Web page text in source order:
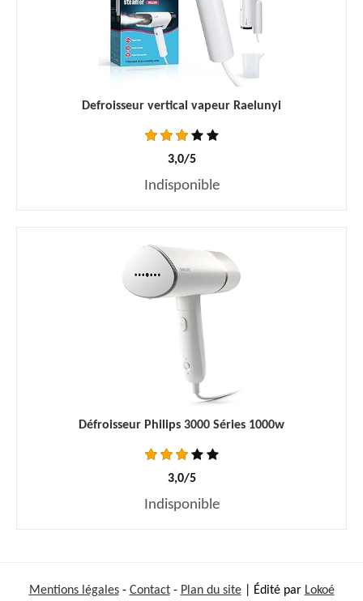
Defroisseur vertical vapeur Raelunyi
3,0/5
Indisponible
Défroisseur Philips 3000 Séries 1000w
3,0/5
Indisponible
Mentions légales- Contact- Plan du site| Édité par Lokoé